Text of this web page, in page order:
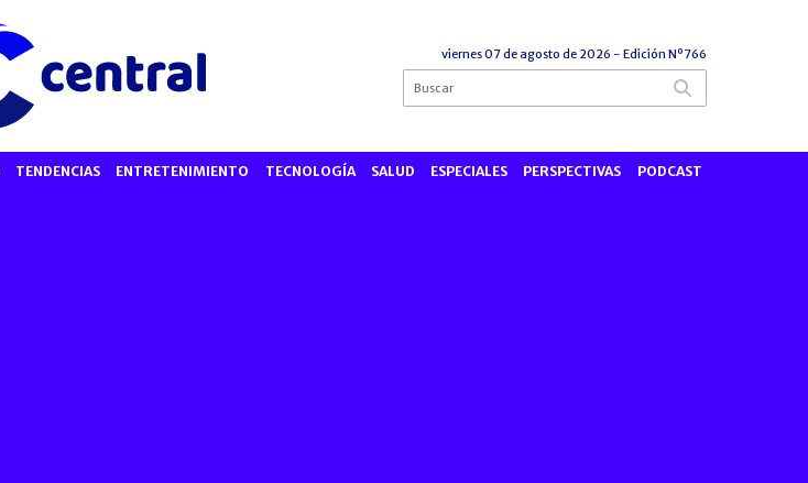
viernes 07 de agosto de 2026 - Edición Nº766
TENDENCIAS ENTRETENIMIENTO TECNOLOGÍA SALUD ESPECIALES PERSPECTIVAS PODCAST